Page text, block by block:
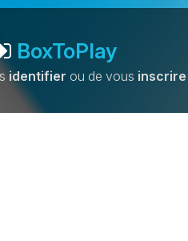
BoxToPlay
identifier ou de vous inscrire